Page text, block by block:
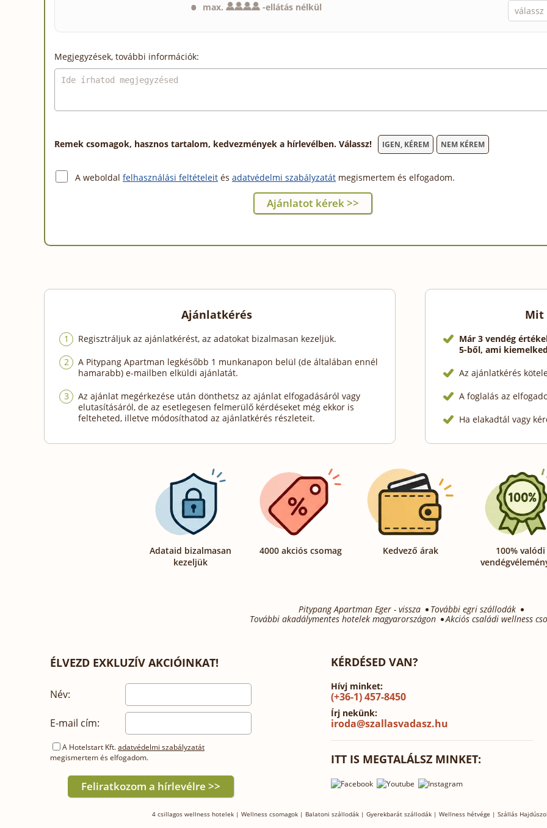
max. -ellátás nélkül
Megjegyzések, további információk:
Remek csomagok, hasznos tartalom, kedvezmények a hírlevélben. Válassz! IGEN, KÉREM NEM KÉREM
A weboldal felhasználási feltételeit és adatvédelmi szabályzatát megismertem és elfogadom.
Ajánlatkérés
Regisztráljuk az ajánlatkérést, az adatokat bizalmasan kezeljük.
A Pitypang Apartman legkésőbb 1 munkanapon belül (de általában ennél
hamarabb) e-mailben elküldi ajánlatát.
Az ajánlat megérkezése után dönthetsz az ajánlat elfogadásáról vagy
elutasításáról, de az esetlegesen felmerülő kérdéseket még ekkor is
felteheted, illetve módosíthatod az ajánlatkérés részleteit.
Mit
Már 3 vendég
5-ből, ami
Az ajánlatkérés
A foglalás az
Ha elakadtál vagy
Adataid bizalmasan
kezeljük
4000 akciós csomag Kedvező árak
100% valódi
Pitypang Apartman Eger - vissza
További egri szállodák
További akadálymentes hotelek magyarországon
Akciós családi wellness
ÉLVEZD EXKLUZÍV AKCIÓINKAT!
Név:
E-mail cím:
A Hotelstart Kft.adatvédelmi szabályzatát
megismertem és elfogadom.
KÉRDÉSED VAN?
Hívj minket:
(+36-1) 457-8450
Írj nekünk:
iroda@szallasvadasz.hu
ITT IS MEGTALÁLSZ MINKET:
4 csillagos wellness hotelek | Wellness csomagok | Balatoni szállodák | Gyerekbarát szállodák | Wellness hétvége | Szállás